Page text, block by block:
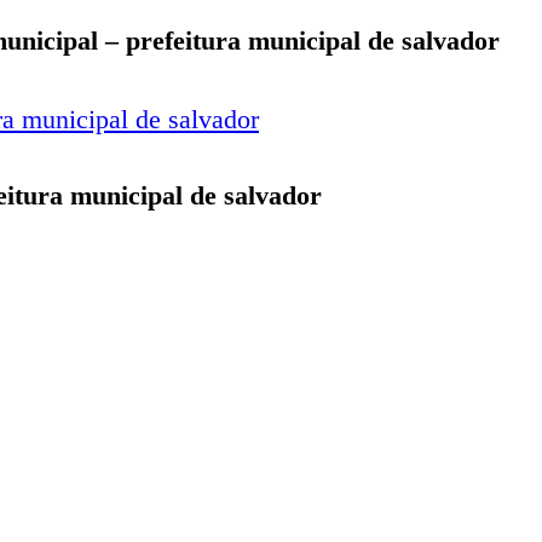
– prefeitura municipal de salvador
municipal de salvador